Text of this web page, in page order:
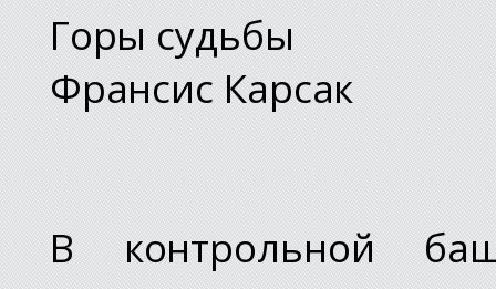
Горы судьбы
Франсис Карсак
В контрольной